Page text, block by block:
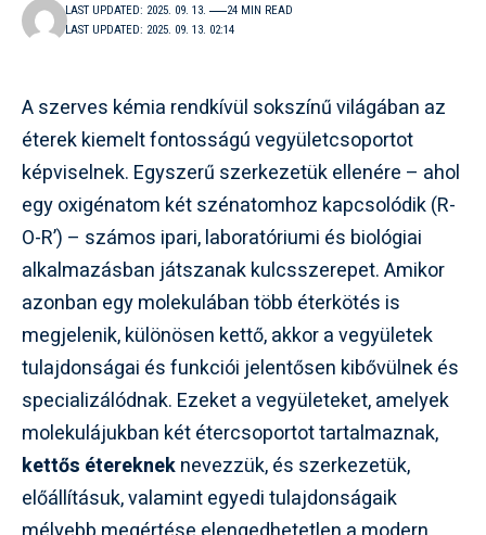
LAST UPDATED: 2025. 09. 13. 02:14
LAST UPDATED: 2025. 09. 13. 24 MIN READ
A szerves kémia rendkívül sokszínű világában az
éterek kiemelt fontosságú vegyületcsoportot
képviselnek. Egyszerű szerkezetük ellenére – ahol
egy oxigénatom két szénatomhoz kapcsolódik (R-
O-R’) – számos ipari, laboratóriumi és biológiai
alkalmazásban játszanak kulcsszerepet. Amikor
azonban egy molekulában több éterkötés is
megjelenik, különösen kettő, akkor a vegyületek
tulajdonságai és funkciói jelentősen kibővülnek és
specializálódnak. Ezeket a vegyületeket, amelyek
molekulájukban két étercsoportot tartalmaznak,
kettős éterekneknevezzük, és szerkezetük,
előállításuk, valamint egyedi tulajdonságaik